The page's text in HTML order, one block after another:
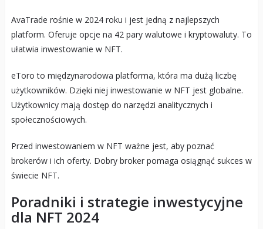
AvaTrade rośnie w 2024 roku i jest jedną z najlepszych
platform. Oferuje opcje na 42 pary walutowe i kryptowaluty. To
ułatwia inwestowanie w NFT.
eToro to międzynarodowa platforma, która ma dużą liczbę
użytkowników. Dzięki niej inwestowanie w NFT jest globalne.
Użytkownicy mają dostęp do narzędzi analitycznych i
społecznościowych.
Przed inwestowaniem w NFT ważne jest, aby poznać
brokerów i ich oferty. Dobry broker pomaga osiągnąć sukces w
świecie NFT.
Poradniki i strategie inwestycyjne
dla NFT 2024